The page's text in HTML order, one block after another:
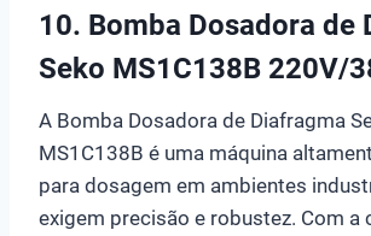
10. Bomba Dosadora de
Seko MS1C138B 220V/
A Bomba Dosadora de Diafragma
MS1C138B é uma máquina
para dosagem em ambientes
exigem precisão e robustez. Com a